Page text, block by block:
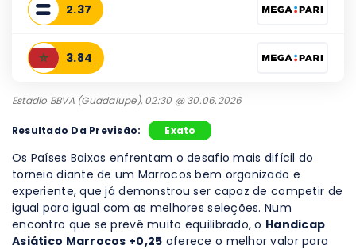
2.37
3.84
Estadio BBVA (Guadalupe), 02:30 @ 30.06.2026
Resultado Da Previsão: Exato
Os Países Baixos enfrentam o desafio mais difícil do
torneio diante de um Marrocos bem organizado e
experiente, que já demonstrou ser capaz de competir de
igual para igual com as melhores seleções. Num
encontro que se prevê muito equilibrado, o Handicap
Asiático Marrocos +0,25 oferece o melhor valor para